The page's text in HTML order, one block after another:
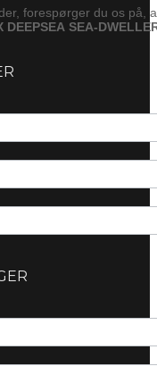
forespørger du os på,
DEEPSEA SEA-